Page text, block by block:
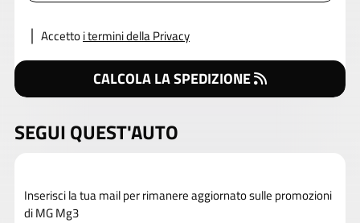
Accettoi termini della Privacy
CALCOLA LA SPEDIZIONE
SEGUI QUEST'AUTO
Inserisci la tua mail per rimanere aggiornato sulle promozioni
di MG Mg3